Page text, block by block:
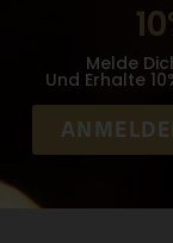
Melde
Und Erhalte